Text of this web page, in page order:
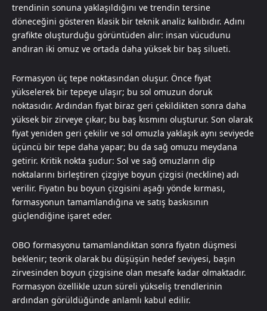
trendinin sonuna yaklaşıldığını ve trendin tersine
döneceğini gösteren klasik bir teknik analiz kalıbıdır. Adını
grafikte oluşturduğu görüntüden alır: insan vücudunu
andıran iki omuz ve ortada daha yüksek bir baş silueti.
Formasyon üç tepe noktasından oluşur. Önce fiyat
yükselerek bir tepeye ulaşır; bu sol omuzun doruk
noktasıdır. Ardından fiyat biraz geri çekildikten sonra daha
yüksek bir zirveye çıkar; bu baş kısmını oluşturur. Son olarak
fiyat yeniden geri çekilir ve sol omuzla yaklaşık aynı seviyede
üçüncü bir tepe daha yapar; bu da sağ omuzu meydana
getirir. Kritik nokta şudur: Sol ve sağ omuzların dip
noktalarını birleştiren çizgiye boyun çizgisi (neckline) adı
verilir. Fiyatın bu boyun çizgisini aşağı yönde kırması,
formasyonun tamamlandığına ve satış baskısının
güçlendiğine işaret eder.
OBO formasyonu tamamlandıktan sonra fiyatın düşmesi
beklenir; teorik olarak bu düşüşün hedef seviyesi, başın
zirvesinden boyun çizgisine olan mesafe kadar olmaktadır.
Formasyon özellikle uzun süreli yükseliş trendlerinin
ardından görüldüğünde anlamlı kabul edilir.